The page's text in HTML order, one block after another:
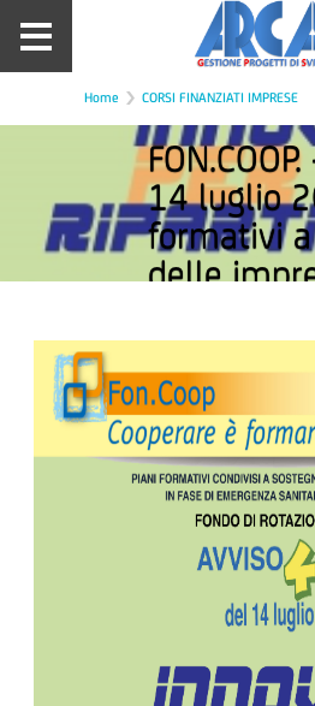
Home CORSI FINANZIATI IMPRESE
FON.COOP. - Avviso 46 del
14 luglio
formativi
delle
COVID-19
Progetti di